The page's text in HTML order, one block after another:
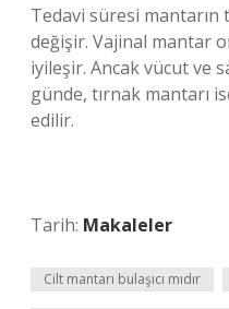
Tedavi süresi
değişir. Vajinal mantar
iyileşir. Ancak vücut ve
günde, tırnak mantarı
edilir.
Tarih: Makaleler
Cilt mantarı bulaşıcı mıdır